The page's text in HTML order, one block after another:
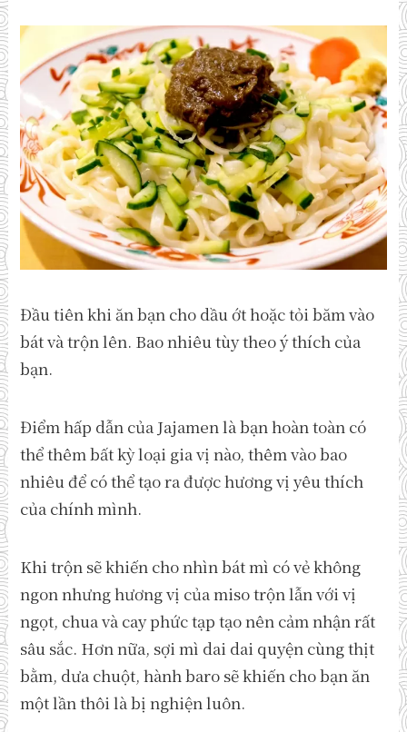
Đầu tiên khi ăn bạn cho dầu ớt hoặc tỏi băm vào
bát và trộn lên. Bao nhiêu tùy theo ý thích của
bạn.
Điểm hấp dẫn của Jajamen là bạn hoàn toàn có
thể thêm bất kỳ loại gia vị nào, thêm vào bao
nhiêu để có thể tạo ra được hương vị yêu thích
của chính mình.
Khi trộn sẽ khiến cho nhìn bát mì có vẻ không
ngon nhưng hương vị của miso trộn lẫn với vị
ngọt, chua và cay phức tạp tạo nên cảm nhận rất
sâu sắc. Hơn nữa, sợi mì dai dai quyện cùng thịt
bằm, dưa chuột, hành baro sẽ khiến cho bạn ăn
một lần thôi là bị nghiện luôn.